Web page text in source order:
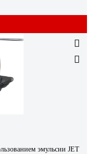
эмульсии JET